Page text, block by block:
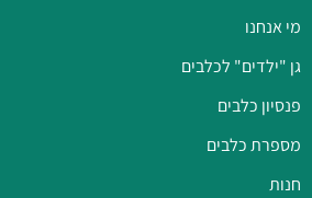
מי אנחנו
גן "ילדים" לכלבים
פנסיון כלבים
מספרת כלבים
חנות